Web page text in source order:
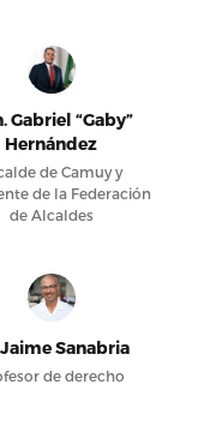
Gabriel “Gaby”
Hernández
de Camuy y
de la Federación
de Alcaldes
Sanabria
de derecho